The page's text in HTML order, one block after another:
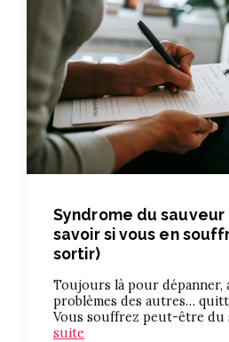
Syndrome du
savoir si vous en
sortir)
Toujours là pour dépanner,
problèmes des autres…
Vous souffrez peut-être du
suite